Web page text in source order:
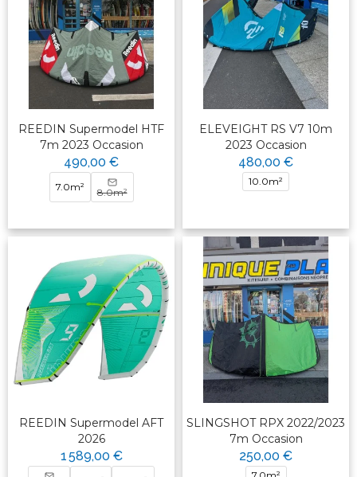
REEDIN Supermodel HTF
7m 2023 Occasion
490,00 €
7.0m² 8.0m²
ELEVEIGHT RS V7 10m
2023 Occasion
480,00 €
10.0m²
REEDIN Supermodel AFT
2026
1 589,00 €
SLINGSHOT RPX 2022/2023
7m Occasion
250,00 €